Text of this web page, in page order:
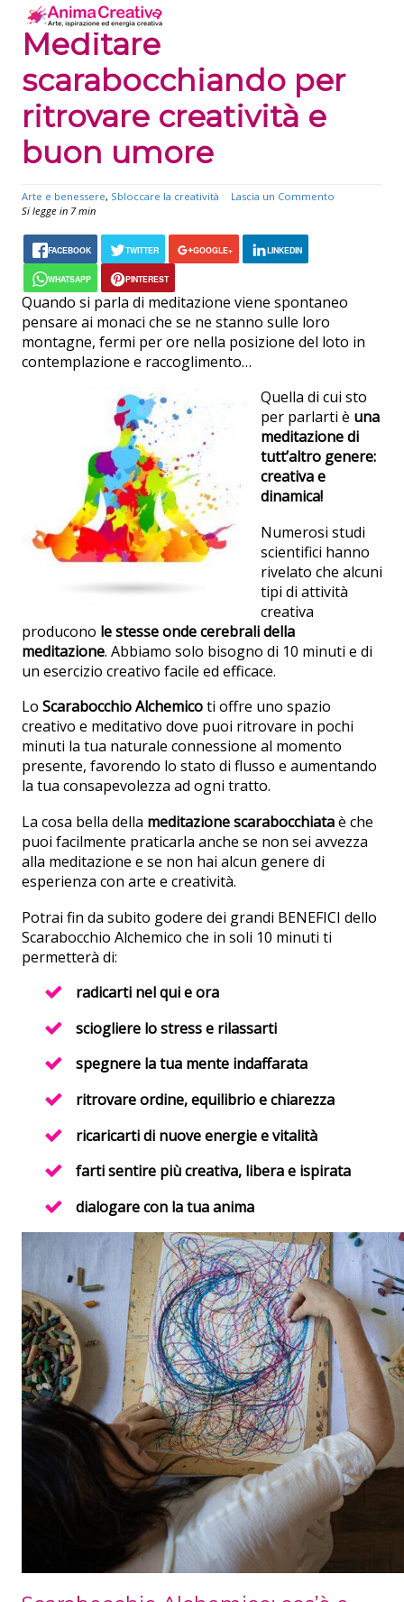
Meditare
scarabocchiando per
ritrovare creatività e
buon umore
Arte e benessere, Sbloccare la creatività
Lascia un Commento
Si legge in 7 min
FACEBOOK TWITTER GOOGLE+ LINKEDIN
WHATSAPP PINTEREST
Quando si parla di meditazione viene spontaneo
pensare ai monaci che se ne stanno sulle loro
montagne, fermi per ore nella posizione del loto in
contemplazione e raccoglimento…
Quella di cui sto
per parlarti è una
meditazione di
tutt’altro genere:
creativa e
dinamica!
Numerosi studi
scientifici hanno
rivelato che alcuni
tipi di attività
creativa
producono le stesse onde cerebrali della
meditazione. Abbiamo solo bisogno di 10 minuti e di
un esercizio creativo facile ed efficace.
Lo Scarabocchio Alchemicoti offre uno spazio
creativo e meditativo dove puoi ritrovare in pochi
minuti la tua naturale connessione al momento
presente, favorendo lo stato di flusso e aumentando
la tua consapevolezza ad ogni tratto.
La cosa bella della meditazione scarabocchiataè che
puoi facilmente praticarla anche se non sei avvezza
alla meditazione e se non hai alcun genere di
esperienza con arte e creatività.
Potrai fin da subito godere dei grandi BENEFICI dello
Scarabocchio Alchemico che in soli 10 minuti ti
permetterà di:
radicarti nel qui e ora
sciogliere lo stress e rilassarti
spegnere la tua mente indaffarata
ritrovare ordine, equilibrio e chiarezza
ricaricarti di nuove energie e vitalità
farti sentire più creativa, libera e ispirata
dialogare con la tua anima